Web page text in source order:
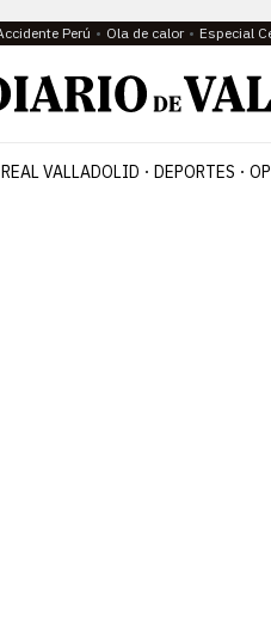
Perú Ola de calor Especial
REAL VALLADOLID DEPORTES